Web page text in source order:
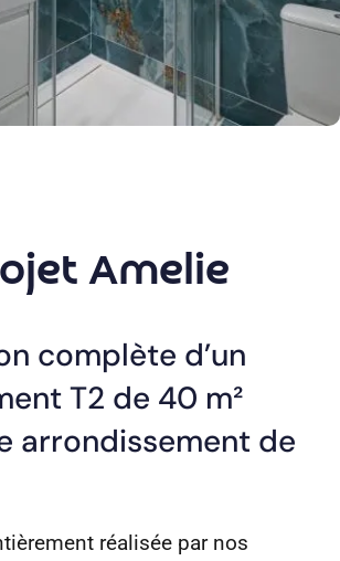
Amelie
complète d’un
T2 de 40 m²
arrondissement de
réalisée par nos